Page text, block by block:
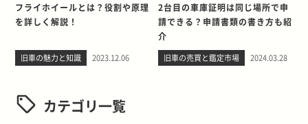
フライホイールとは？役割や原理
を詳しく解説！
旧車の魅力と知識 2023.12.06
2台目の車庫証明は同じ場所で申
請できる？申請書類の書き方も紹
介
旧車の売買と鑑定市場 2024.03.28
カテゴリ一覧